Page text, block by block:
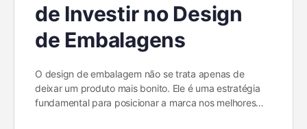
de Investir no Design
de Embalagens
O design de embalagem não se trata apenas de
deixar um produto mais bonito. Ele é uma estratégia
fundamental para posicionar a marca nos melhores…